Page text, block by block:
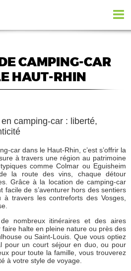
CAMPING-CAR
HAUT-RHIN
camping-car : liberté,
car dans le Haut-Rhin, c’est s’offrir la
à travers une région au patrimoine
comme Colmar ou Eguisheim
la route des vins, chaque détour
Grâce à la location de camping-car
facile de s’aventurer hors des sentiers
travers les contreforts des Vosges,
nombreux itinéraires et des aires
halte en pleine nature ou près des
ou Saint-Louis. Que vous optiez
pour un court séjour en duo, ou pour
pour toute la famille, vous trouverez
à votre style de voyage.